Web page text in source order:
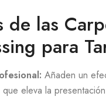
de las
para
Añaden un
que eleva la